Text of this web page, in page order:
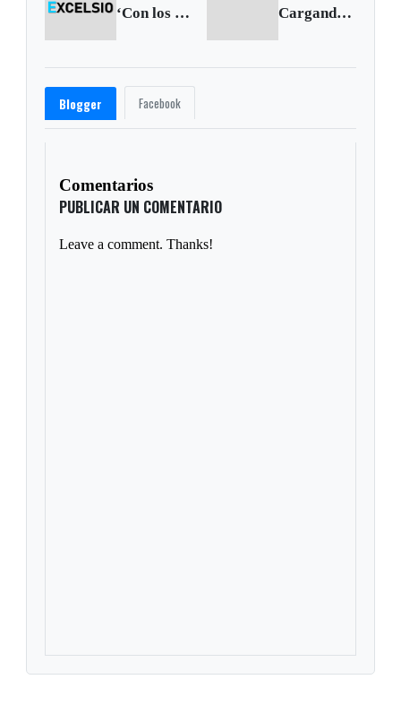
‘Con los violentos seremos contundentes’: Presidente Santos Cargando siguiente...
Blogger Facebook
Comentarios
PUBLICAR UN COMENTARIO
Leave a comment. Thanks!